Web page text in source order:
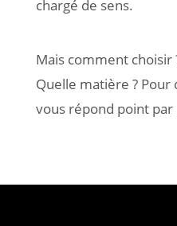
chargé de sens.
Mais comment choisir
Quelle matière ? Pour
vous répond point par